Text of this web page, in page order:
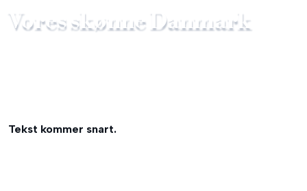
Vores skønne Danmark​
Tekst kommer snart.​